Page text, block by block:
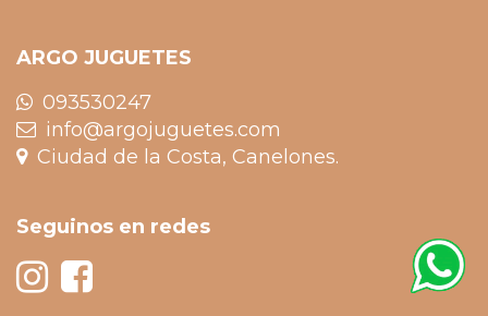
ARGO JUGUETES
093530247
info@argojuguetes.com
Ciudad de la Costa, Canelones.
Seguinos en redes